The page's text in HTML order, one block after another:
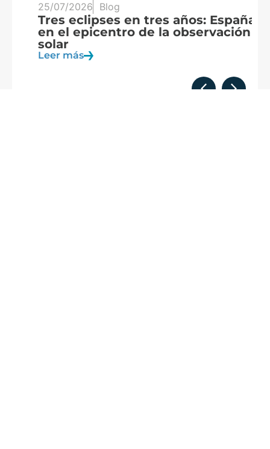
25/07/2026 Blog
Tres eclipses en tres años: España
en el epicentro de la observación
solar
Leer más